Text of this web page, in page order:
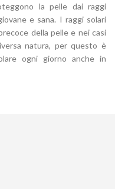
la pelle dai raggi
e sana. I raggi solari
della pelle e nei casi
natura, per questo è
ogni giorno anche in